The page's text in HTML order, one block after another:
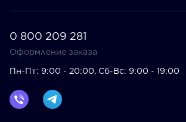
0 800 209 281
Оформление заказа
Пн-Пт: 9:00 - 20:00, Сб-Вс: 9:00 - 19:00